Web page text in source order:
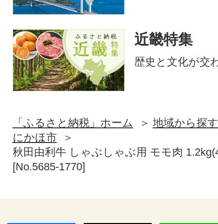
近畿特集
歴史と文化が交
「ふるさと納税」ホーム
地域から探す
にかほ市
秋田由利牛 しゃぶしゃぶ用 モモ肉
[No.5685-1770]